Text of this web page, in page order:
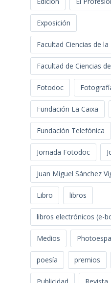
Exposición
Facultad Ciencias de
Facultad de Ciencias
Fotodoc
Fundación La Caixa
Fundación Telefónica
Jornada Fotodoc
Juan Miguel Sánchez
Libro libros
libros electrónicos (e-
Medios
poesía premios